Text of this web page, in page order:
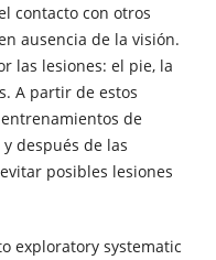
contacto con otros
ausencia de la visión.
las lesiones: el pie, la
A partir de estos
de
después de las
posibles lesiones
exploratory systematic